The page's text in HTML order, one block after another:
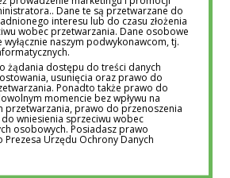
ustawić, ale nie należy zaczynać od
dla każdego”. Inaczej korzysta z
film, inaczej takie, które przez
przewija krótkie nagrania.Rodzaj
niż sam licznik.
zasad może wyglądać tak:
posiłków.
przez ostatnie 60 minut przed
Dane te są przetwarzane do
interesu lub do czasu złożenia
wobec przetwarzania. Dane osobowe
naszym podwykonawcom, tj.
żądania dostępu do treści danych
usunięcia oraz prawo do
Ponadto także prawo do
momencie bez wpływu na
przetwarzania, prawo do przenoszenia
wniesienia sprzeciwu wobec
osobowych. Posiadasz prawo
Prezesa Urzędu Ochrony Danych